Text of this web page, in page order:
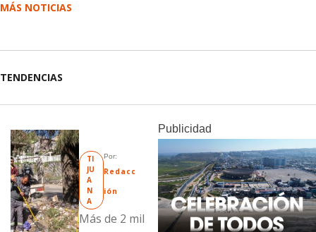
MÁS NOTICIAS
TENDENCIAS
TI
JU
A
N
A
Por:
Redacc
ión
Más de 2 mil
Publicidad